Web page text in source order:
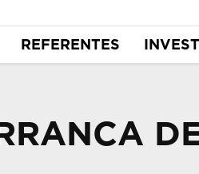
REFERENTES INVEST